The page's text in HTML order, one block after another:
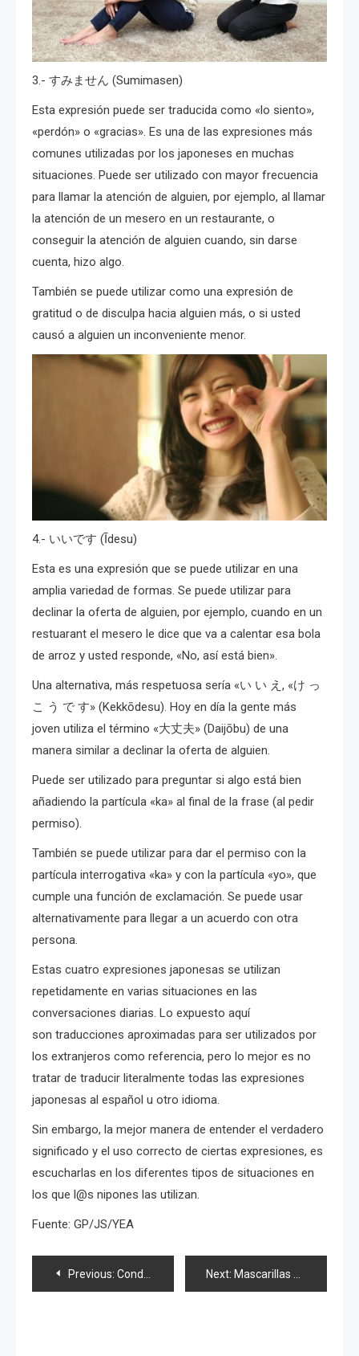
3.- すみません (Sumimasen)
Esta expresión puede ser traducida como «lo siento»,
«perdón» o «gracias». Es una de las expresiones más
comunes utilizadas por los japoneses en muchas
situaciones. Puede ser utilizado con mayor frecuencia
para llamar la atención de alguien, por ejemplo, al llamar
la atención de un mesero en un restaurante, o
conseguir la atención de alguien cuando, sin darse
cuenta, hizo algo.
También se puede utilizar como una expresión de
gratitud o de disculpa hacia alguien más, o si usted
causó a alguien un inconveniente menor.
4.- いいです (Īdesu)
Esta es una expresión que se puede utilizar en una
amplia variedad de formas. Se puede utilizar para
declinar la oferta de alguien, por ejemplo, cuando en un
restuarant el mesero le dice que va a calentar esa bola
de arroz y usted responde, «No, así está bien».
Una alternativa, más respetuosa sería «い い え, «け っ
こ う で す» (Kekkōdesu). Hoy en día la gente más
joven utiliza el término «大丈夫» (Daijōbu) de una
manera similar a declinar la oferta de alguien.
Puede ser utilizado para preguntar si algo está bien
añadiendo la partícula «ka» al final de la frase (al pedir
permiso).
También se puede utilizar para dar el permiso con la
partícula interrogativa «ka» y con la partícula «yo», que
cumple una función de exclamación. Se puede usar
alternativamente para llegar a un acuerdo con otra
persona.
Estas cuatro expresiones japonesas se utilizan
repetidamente en varias situaciones en las
conversaciones diarias. Lo expuesto aquí
son traducciones aproximadas para ser utilizados por
los extranjeros como referencia, pero lo mejor es no
tratar de traducir literalmente todas las expresiones
japonesas al español u otro idioma.
Sin embargo, la mejor manera de entender el verdadero
significado y el uso correcto de ciertas expresiones, es
escucharlas en los diferentes tipos de situaciones en
los que l@s nipones las utilizan.
Fuente: GP/JS/YEA
Navegación
Previous: Conductor de tren se disculpa por «muchos extranjeros a bordo» Next: Mascarillas son utilizadas para sesiones de «citas rápidas»